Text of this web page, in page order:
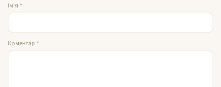
Ім'я *
Коментар *